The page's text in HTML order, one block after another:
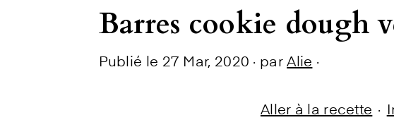
Barres cookie dough
Publié le 27 Mar, 2020 · parAlie ·
Aller à la recette ·